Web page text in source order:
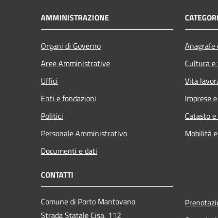
AMMINISTRAZIONE
Organi di Governo
Aree Amministrative
Uffici
Enti e fondazioni
Politici
Personale Amministrativo
Documenti e dati
Cultura
Vita
Imprese
Catasto
Mobilità
CONTATTI
Comune di Porto Mantovano
Strada Statale Cisa, 112